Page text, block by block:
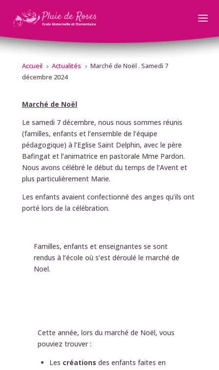
Accueil 5 Actualités 5 Marché de Noël . Samedi 7
décembre 2024
Marché de Noël
Le samedi 7 décembre, nous nous sommes réunis
(familles, enfants et l’ensemble de l’équipe
pédagogique) à l’Eglise Saint Delphin, avec le père
Bafingat et l’animatrice en pastorale Mme Pardon.
Nous avons célébré le début du temps de l’Avent et
plus particulièrement Marie.
Les enfants avaient confectionné des anges qu’ils ont
porté lors de la célébration.
Familles, enfants et enseignantes se sont
rendus à l’école où s’est déroulé le marché de
Noel.
Cette année, lors du marché de Noël, vous
pouviez trouver :
Les créations des enfants faites en